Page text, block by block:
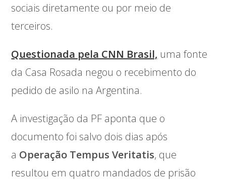
sociais diretamente ou por meio de
terceiros.
Questionada pela CNN Brasil, uma fonte
da Casa Rosada negou o recebimento do
pedido de asilo na Argentina.
A investigação da PF aponta que o
documento foi salvo dois dias após
a Operação Tempus Veritatis, que
resultou em quatro mandados de prisão